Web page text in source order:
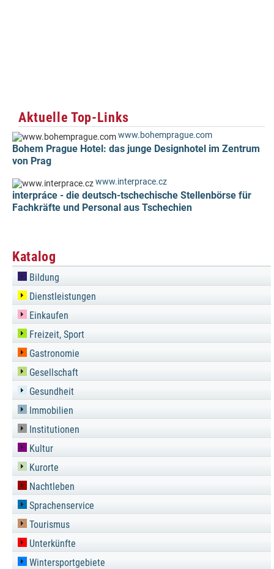
Aktuelle Top-Links
www.bohemprague.com
Bohem Prague Hotel: das junge Designhotel im Zentrum
von Prag
www.interprace.cz
interpráce - die deutsch-tschechische Stellenbörse für
Fachkräfte und Personal aus Tschechien
Katalog
Bildung
Dienstleistungen
Einkaufen
Freizeit, Sport
Gastronomie
Gesellschaft
Gesundheit
Immobilien
Institutionen
Kultur
Kurorte
Nachtleben
Sprachenservice
Tourismus
Unterkünfte
Wintersportgebiete